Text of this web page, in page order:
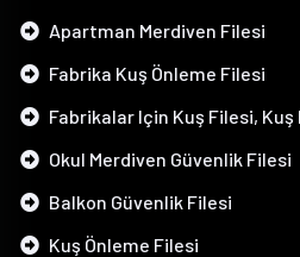
Apartman Merdiven Filesi
Fabrika Kuş Önleme Filesi
Fabrikalar Için Kuş Filesi,
Okul Merdiven Güvenlik Filesi
Balkon Güvenlik Filesi
Kuş Önleme Filesi